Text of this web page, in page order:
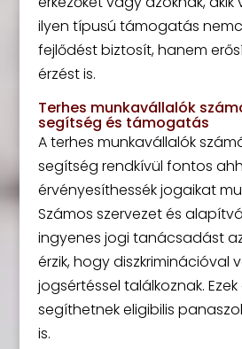
ilyen típusú támogatás
fejlődést biztosít, hanem
érzést is.
Terhes munkavállalók
segítség és támogatás
A terhes munkavállalók
segítség rendkívül fontos
érvényesíthessék jogaikat
Számos szervezet és
ingyenes jogi tanácsadást
érzik, hogy diszkriminációval
jogsértéssel találkoznak.
segíthetnek eligibilis
is.